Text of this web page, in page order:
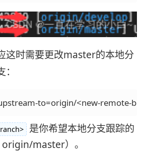
这时需要更改master的本地分
to=origin/<new-remote-
是你希望本地分支跟踪的
master）。